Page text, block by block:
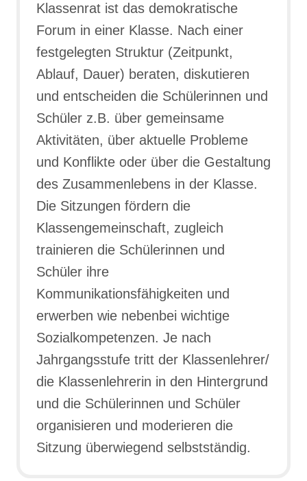
Klassenrat ist das demokratische
Forum in einer Klasse. Nach einer
festgelegten Struktur (Zeitpunkt,
Ablauf, Dauer) beraten, diskutieren
und entscheiden die Schülerinnen und
Schüler z.B. über gemeinsame
Aktivitäten, über aktuelle Probleme
und Konflikte oder über die Gestaltung
des Zusammenlebens in der Klasse.
Die Sitzungen fördern die
Klassengemeinschaft, zugleich
trainieren die Schülerinnen und
Schüler ihre
Kommunikationsfähigkeiten und
erwerben wie nebenbei wichtige
Sozialkompetenzen. Je nach
Jahrgangsstufe tritt der Klassenlehrer/
die Klassenlehrerin in den Hintergrund
und die Schülerinnen und Schüler
organisieren und moderieren die
Sitzung überwiegend selbstständig.